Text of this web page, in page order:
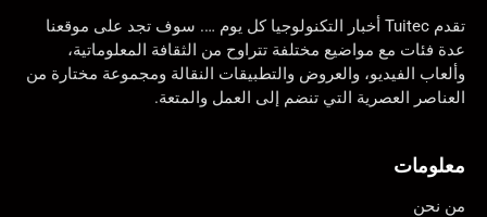
تقدم Tuitec أخبار التكنولوجيا كل يوم …. سوف تجد على موقعنا
عدة فئات مع مواضيع مختلفة تتراوح من الثقافة المعلوماتية،
وألعاب الفيديو، والعروض والتطبيقات النقالة ومجموعة مختارة من
العناصر العصرية التي تنضم إلى العمل والمتعة.
معلومات
من نحن